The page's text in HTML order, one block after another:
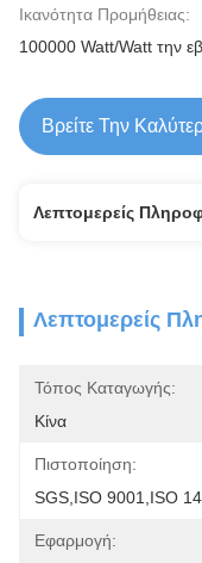
Ικανότητα Προμήθειας:
100000 Watt/Watt την
Βρείτε Την
Λεπτομερείς
Λεπτομερείς
Τόπος Καταγωγής:
Κίνα
Πιστοποίηση:
SGS,ISO 9001,ISO
Εφαρμογή: